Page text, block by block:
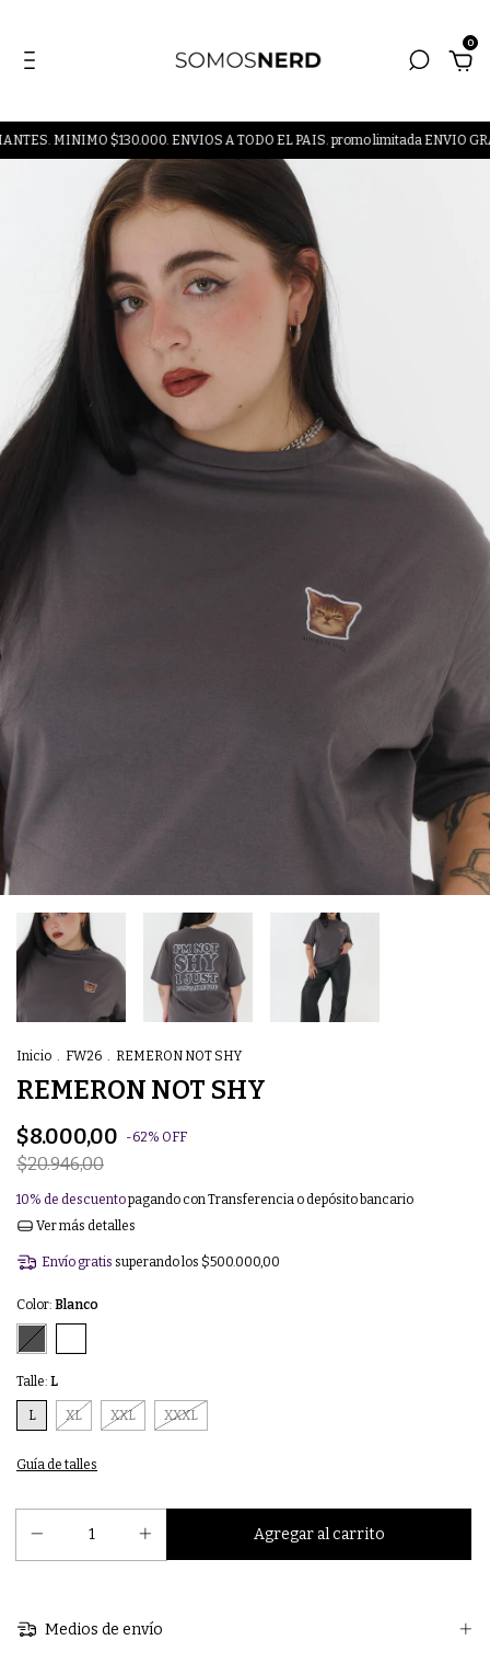
0
MINIMO $130.000. ENVIOS A TODO EL PAIS. promo limitada ENVIO GRATIS
Inicio . FW26 . REMERON NOT SHY
REMERON NOT SHY
$8.000,00 -62% OFF
$20.946,00
10% de descuentopagando con Transferencia o depósito bancario
Ver más detalles
Envío gratis superando los $500.000,00
Color: Blanco
Talle: L
L XL XXL XXXL
Guía de talles
Medios de envío